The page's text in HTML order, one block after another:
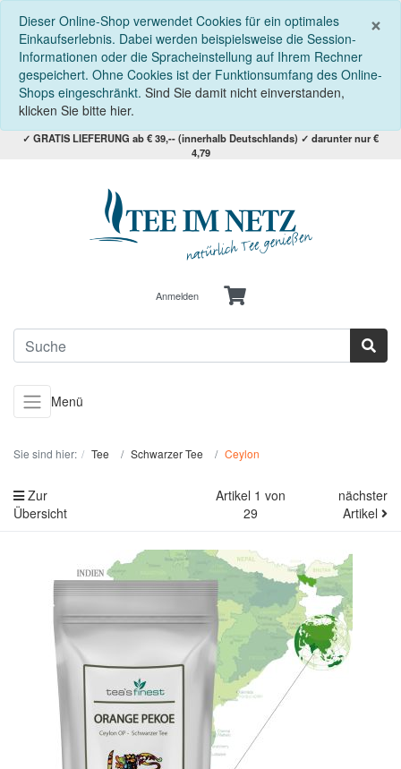
×
Dieser Online-Shop verwendet Cookies für ein optimales
Einkaufserlebnis. Dabei werden beispielsweise die Session-
Informationen oder die Spracheinstellung auf Ihrem Rechner
gespeichert. Ohne Cookies ist der Funktionsumfang des Online-
Shops eingeschränkt. Sind Sie damit nicht einverstanden,
klicken Sie bitte hier.
✓ GRATIS LIEFERUNG ab € 39,-- (innerhalb Deutschlands) ✓ darunter nur €
4,79
Anmelden
Menü
Sie sind hier: Tee Schwarzer Tee Ceylon
Zur
Übersicht
Artikel 1 von
29
nächster
Artikel